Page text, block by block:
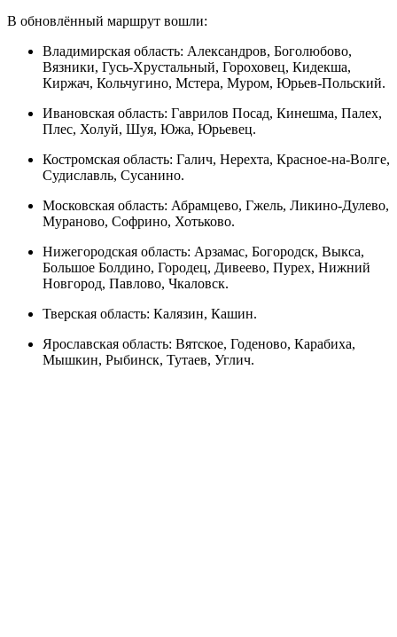
В обновлённый маршрут вошли:
Владимирская область: Александров, Боголюбово,
Вязники, Гусь-Хрустальный, Гороховец, Кидекша,
Киржач, Кольчугино, Мстера, Муром, Юрьев-Польский.
Ивановская область: Гаврилов Посад, Кинешма, Палех,
Плес, Холуй, Шуя, Южа, Юрьевец.
Костромская область: Галич, Нерехта, Красное-на-Волге,
Судиславль, Сусанино.
Московская область: Абрамцево, Гжель, Ликино-Дулево,
Мураново, Софрино, Хотьково.
Нижегородская область: Арзамас, Богородск, Выкса,
Большое Болдино, Городец, Дивеево, Пурех, Нижний
Новгород, Павлово, Чкаловск.
Тверская область: Калязин, Кашин.
Ярославская область: Вятское, Годеново, Карабиха,
Мышкин, Рыбинск, Тутаев, Углич.